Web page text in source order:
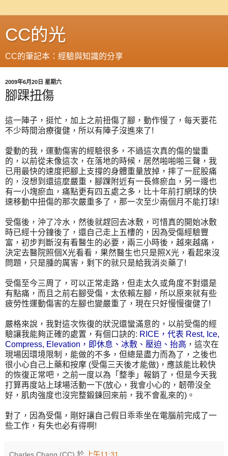
CC的光
CC的筆記本：經驗與知識的分享
2009年6月20日 星期六
腳踝扭傷
這一陣子，挺忙，加上之前扭傷了腳，動作慢了，每天要花
不少時間治療復健，所以有陣子沒進來了!
愛動的我，運動傷害的經驗很多，不過這次真的傷的蠻重
的，以前從未像這次，在落地的時候，居然啪啪啪三聲，我
已用最快的速度把腳上支撐的身體重量放掉，摔了一屁股痛
的，沒想到還這麼嚴重，腳踝附近有一長條瘀血，另一邊也
有一小塊瘀血，痛點更有四五處之多，比十年前打網球的快
速移動中扭傷的那次嚴重多了，那一次至少兩個月不能打球!
受傷後，沖了冷水，然後就趕回去冰敷，可惜真的開始冰敷
時已經十分鐘後了，還自己走上五樓的，因為受傷經驗豐
富，初步判斷沒有看醫生的必要，兩三小時後，越來越痛，
決定去醫院照個X光看看，果然醫生也只是照X光，看起來沒
問題，只是腫的厲害，剩下的就只是給我消炎藥了!
受傷至今三周了，可以正常走路，但走太久或角度不對還是
有點痛，而且之前右腳受傷，太依賴左腳，所以原來就有些
疲勞性運動傷害的左腳也變嚴重了，現在只好慢慢復健了!
嚴格來說，我對這次恢復的狀況還蠻滿意的，以前受傷的經
驗讓我能夠正確的處置，有個口訣的: RICE，代表 Rest, Ice,
Compress, Elevation，即休息、冰敷、壓迫、抬高 ，這次在
現場因環境限制，能做的不多，但總是盡力而為了，之後也
很小心自己上藥和按摩 (受傷三天後才能做)，應該能比較快
的恢復正常吧，之前一度以為「整季」報銷了，但是今天我
打算再度站上球場活動一下(放心，我會小心的，韌帶沒全
好，肌肉強度也沒完整鍛鍊回來前，我不會亂來的)。
對了，因為受傷，剛好讓自己假日乖乖坐在電腦前完成了一
些工作，有失也必有得啊!
Charles Chang (CC) 於 上午11:31